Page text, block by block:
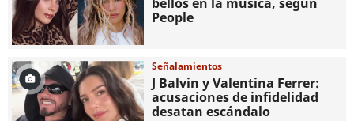
People
Señalamientos
J Balvin y Valentina Ferrer:
acusaciones de infidelidad
desatan escándalo